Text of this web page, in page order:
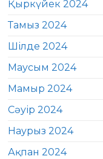
Қыркүйек 2024
Тамыз 2024
Шілде 2024
Маусым 2024
Мамыр 2024
Сәуір 2024
Наурыз 2024
Ақпан 2024